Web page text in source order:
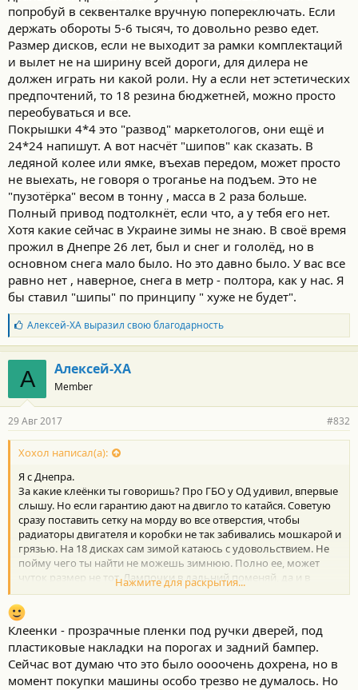
реально думаю, зачем поставил ГБО? тем более газ почти 17
уже и это не радует. Само ГБО ставил у официалов - с их слов
машина осталась на гарантии салона.
пока проехал 730 километров, привык к габаритам, насколько
могу сказать.
Из особенностей, странностей -
1) ножник реально надо чуть ли не продавливать в пол ,чтобы
машина остановилась и не дергалась после него
2) боковые ткани на картах дверей реально быстро пачкаются,
надо будет что-то думать
3) разгон и динамика - все устраивает, НО, особенность
автомата, о которой я не знал, но о которой пишут многие
блоггеры - при выходе на обгон (окружная) и вдавливании газа
в пол (резко) - машина тупит порядка 1-2 секунд и после этого
начинат набирать динамику (возможно это сделано в целях
безопасности, не знаю, если кто-то ошибся или еще что ...),
надо как-то более "правильно"планировать маневры на
машинке, по сравнению с механикой и фокусом. Такое же
ощущение и у супруги.
4) резина на 18 нравится (245.60) - машина едет мягко, раньше
думал перебортировать эти диски на зиму, а на лето купить 19.
Теперь вот даже не знаю, тем более почему то официальный
типоразмер у меня указан только 18, я так понимаю, что 19
считается не штатным для моей комплектации и могут быть
претензии у дилера, если что? выбор дисков на 18 - не сильно
велик, даже печален можно сказать
5) зимняя резина - вот здесь немного смутило, почти все
покрышки описаны с пометкой 4*4 - так как у меня передний
привод, то то ли так производитель просто подтсраховывается
(понятное дело, что машина будет ездить без проблем), но как-
попробуй в секвенталке вручную попереключать. Если
держать обороты 5-6 тысяч, то довольно резво едет.
Размер дисков, если не выходит за рамки комплектаций
и вылет не на ширину всей дороги, для дилера не
должен играть ни какой роли. Ну а если нет эстетических
предпочтений, то 18 резина бюджетней, можно просто
переобуваться и все.
Покрышки 4*4 это "развод" маркетологов, они ещё и
24*24 напишут. А вот насчёт "шипов" как сказать. В
ледяной колее или ямке, въехав передом, может просто
не выехать, не говоря о троганье на подъем. Это не
"пузотёрка" весом в тонну , масса в 2 раза больше.
Полный привод подтолкнёт, если что, а у тебя его нет.
Хотя какие сейчас в Украине зимы не знаю. В своё время
прожил в Днепре 26 лет, был и снег и гололёд, но в
основном снега мало было. Но это давно было. У вас все
равно нет , наверное, снега в метр - полтора, как у нас. Я
бы ставил "шипы" по принципу " хуже не будет".
Б
л
а
г
о
д
а
н
о
с
и
:
Алексей-ХАвыразил свою благодарность
А Алексей-ХА
Member
29 Авг 2017 #832
Хохол написал(а):
Я с Днепра.
За какие клеёнки ты говоришь? Про ГБО у ОД удивил, впервые
слышу. Но если гарантию дают на двигло то катайся. Советую
сразу поставить сетку на морду во все отверстия, чтобы
радиаторы двигателя и коробки не так забивались мошкарой и
грязью. На 18 дисках сам зимой катаюсь с удовольствием. Не
пойму чего ты найти не можешь зимнюю. Полно ее, может
чуток размер не тот. Лампочки в дальний поменяй, да и в
ближний можно тоже, у тебя ведь родные не диоды.
Противотуманки от лексуса тоже диоды . И т.д тут все это на
форуме есть.
Нажмите для раскрытия...
Клеенки - прозрачные пленки под ручки дверей, под
пластиковые накладки на порогах и задний бампер.
Сейчас вот думаю что это было оооочень дохрена, но в
момент покупки машины особо трезво не думалось. Но